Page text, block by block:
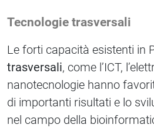
Tecnologie trasversali
Le forti capacità esistenti in
trasversali, come l’ICT,
nanotecnologie hanno
di importanti risultati e lo
nel campo della